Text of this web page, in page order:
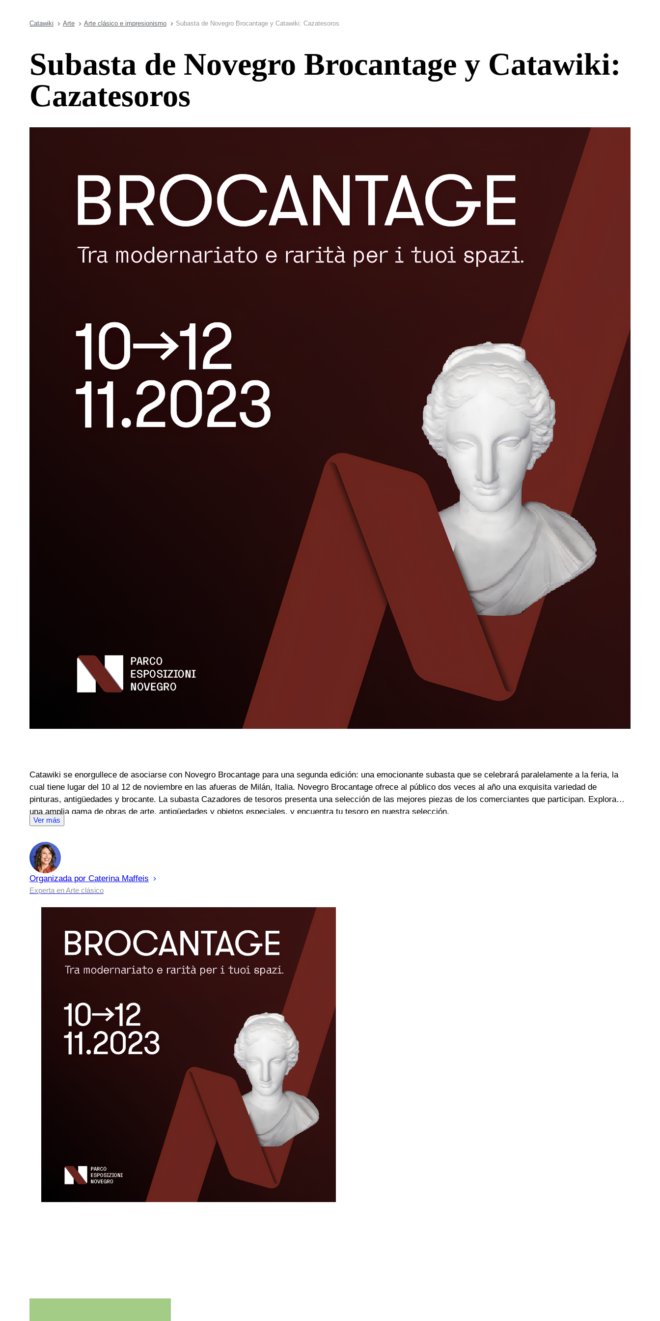
Catawiki Arte Arte clásico e impresionismo Subasta de Novegro Brocantage y Catawiki: Cazatesoros
Subasta de Novegro Brocantage y Catawiki:
Cazatesoros
Catawiki se enorgullece de asociarse con Novegro Brocantage para una segunda edición: una emocionante subasta que se celebrará paralelamente a la feria, la
cual tiene lugar del 10 al 12 de noviembre en las afueras de Milán, Italia. Novegro Brocantage ofrece al público dos veces al año una exquisita variedad de
pinturas, antigüedades y brocante. La subasta Cazadores de tesoros presenta una selección de las mejores piezas de los comerciantes que participan. Explora
una amplia gama de obras de arte, antigüedades y objetos especiales, y encuentra tu tesoro en nuestra selección.
Ver más
Organizada por Caterina Maffeis
Experta en Arte clásico